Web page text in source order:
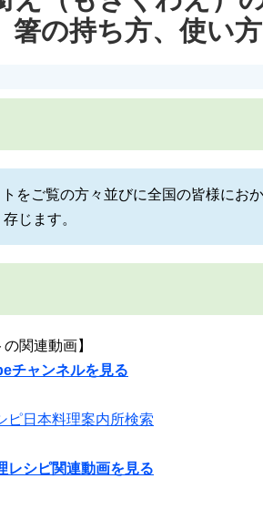
箸の持ち方、使い方
をご覧の方々並びに全国の皆様にお
じます。
の関連動画】
チャンネルを見る
ピ日本料理案内所検索
レシピ関連動画を見る